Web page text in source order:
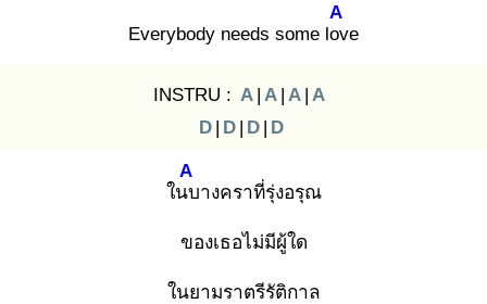
Everybody needs some lov
A
e
INSTRU : A | A | A | A
D | D | D | D
ในบ
A
างคราที่รุ่งอรุณ
ของเธอไม่มีผู้ใด
ในยามราตรีรัติกาล